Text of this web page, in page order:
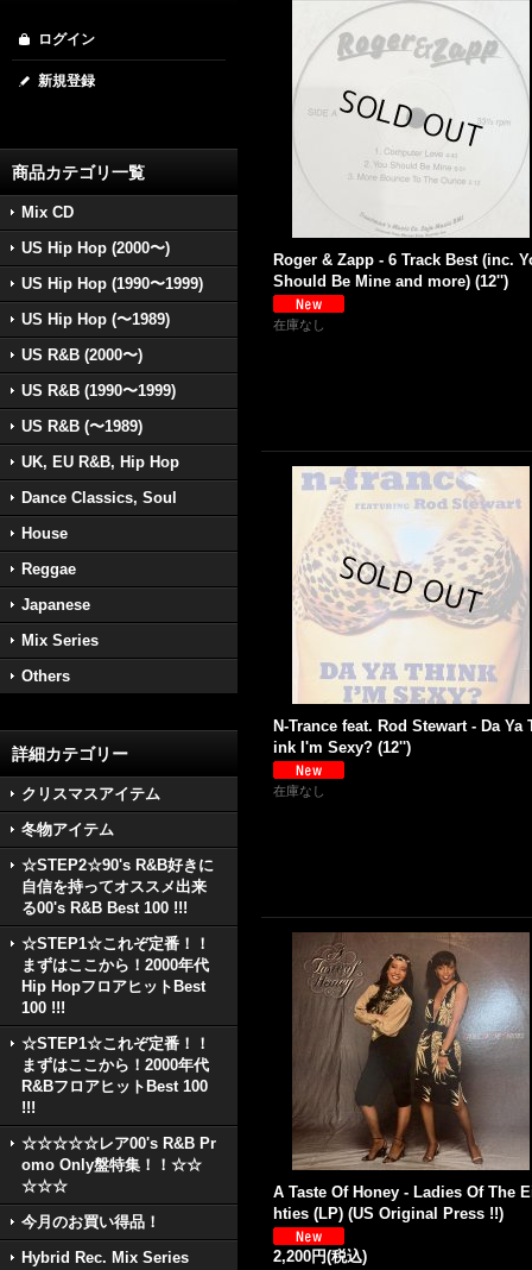
ログイン
新規登録
商品カテゴリ一覧
Mix CD
US Hip Hop (2000〜)
US Hip Hop (1990〜1999)
US Hip Hop (〜1989)
US R&B (2000〜)
US R&B (1990〜1999)
US R&B (〜1989)
UK, EU R&B, Hip Hop
Dance Classics, Soul
House
Reggae
Japanese
Mix Series
Others
詳細カテゴリー
クリスマスアイテム
冬物アイテム
☆STEP2☆90's R&B好きに
自信を持ってオススメ出来
る00's R&B Best 100 !!!
☆STEP1☆これぞ定番！！
まずはここから！2000年代
Hip HopフロアヒットBest
100 !!!
☆STEP1☆これぞ定番！！
まずはここから！2000年代
R&BフロアヒットBest 100
!!!
☆☆☆☆☆レア00's R&B Pr
omo Only盤特集！！☆☆
☆☆☆
今月のお買い得品！
Hybrid Rec. Mix Series
Roger & Zapp - 6 Track Best (inc.
Should Be Mine and more) (12'')
在庫なし
N-Trance feat. Rod Stewart - Da Ya
ink I'm Sexy? (12'')
在庫なし
A Taste Of Honey - Ladies Of The
hties (LP) (US Original Press !!)
2,200円(税込)